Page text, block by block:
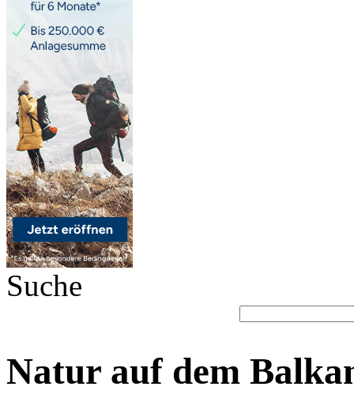
Suche
Natur auf dem